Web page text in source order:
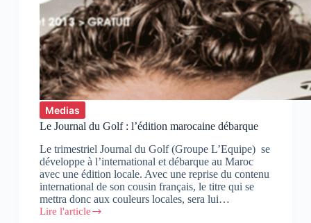
Medias
Le Journal du Golf : l’édition marocaine débarque
Le trimestriel Journal du Golf (Groupe L’Equipe) se
développe à l’international et débarque au Maroc
avec une édition locale. Avec une reprise du contenu
international de son cousin français, le titre qui se
mettra donc aux couleurs locales, sera lui…
Lire l'article
Le